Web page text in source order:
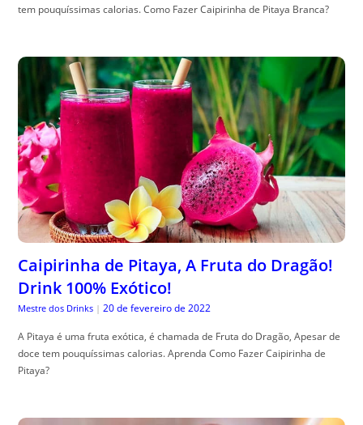
tem pouquíssimas calorias. Como Fazer Caipirinha de Pitaya Branca?
Caipirinha de Pitaya, A Fruta do Dragão!
Drink 100% Exótico!
Mestre dos Drinks | 20 de fevereiro de 2022
A Pitaya é uma fruta exótica, é chamada de Fruta do Dragão, Apesar de
doce tem pouquíssimas calorias. Aprenda Como Fazer Caipirinha de
Pitaya?